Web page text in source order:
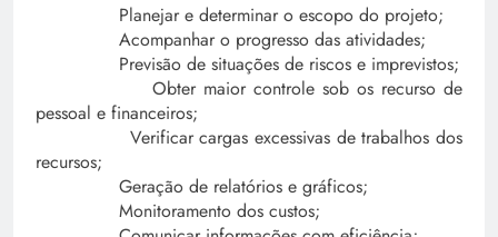
Planejar e determinar o escopo do projeto;
Acompanhar o progresso das atividades;
Previsão de situações de riscos e imprevistos;
Obter maior controle sob os recurso de
pessoal e financeiros;
Verificar cargas excessivas de trabalhos dos
recursos;
Geração de relatórios e gráficos;
Monitoramento dos custos;